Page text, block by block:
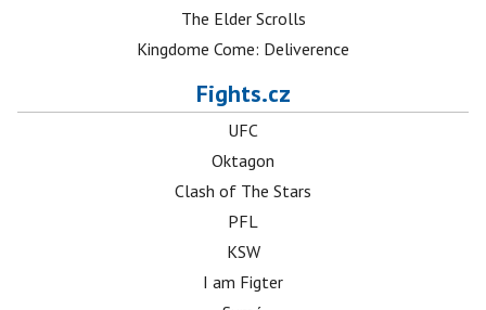
The Elder Scrolls
Kingdome Come: Deliverence
Fights.cz
UFC
Oktagon
Clash of The Stars
PFL
KSW
I am Figter